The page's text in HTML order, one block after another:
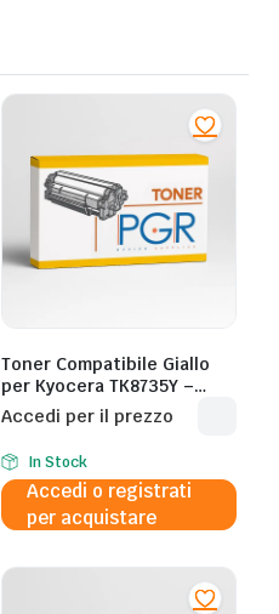
Toner Compatibile Giallo
per Kyocera TK8735Y –
40.000 Pagine al 5%
Accedi per il prezzo
In Stock
Accedi o registrati
per acquistare